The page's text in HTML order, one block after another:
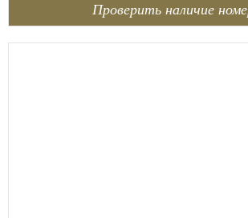
Проверить наличие